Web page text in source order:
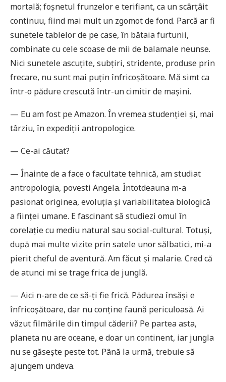
mortală; foșnetul frunzelor e terifiant, ca un scârțâit
continuu, fiind mai mult un zgomot de fond. Parcă ar fi
sunetele tablelor de pe case, în bătaia furtunii,
combinate cu cele scoase de mii de balamale neunse.
Nici sunetele ascuțite, subțiri, stridente, produse prin
frecare, nu sunt mai puțin înfricoșătoare. Mă simt ca
într-o pădure crescută într-un cimitir de mașini.
— Eu am fost pe Amazon. În vremea studenției și, mai
târziu, în expediții antropologice.
— Ce-ai căutat?
— Înainte de a face o facultate tehnică, am studiat
antropologia, povesti Angela. Întotdeauna m-a
pasionat originea, evoluția și variabilitatea biologică
a ființei umane. E fascinant să studiezi omul în
corelație cu mediu natural sau social-cultural. Totuși,
după mai multe vizite prin satele unor sălbatici, mi-a
pierit cheful de aventură. Am făcut și malarie. Cred că
de atunci mi se trage frica de junglă.
— Aici n-are de ce să-ți fie frică. Pădurea însăși e
înfricoșătoare, dar nu conține faună periculoasă. Ai
văzut filmările din timpul căderii? Pe partea asta,
planeta nu are oceane, e doar un continent, iar jungla
nu se găsește peste tot. Până la urmă, trebuie să
ajungem undeva.